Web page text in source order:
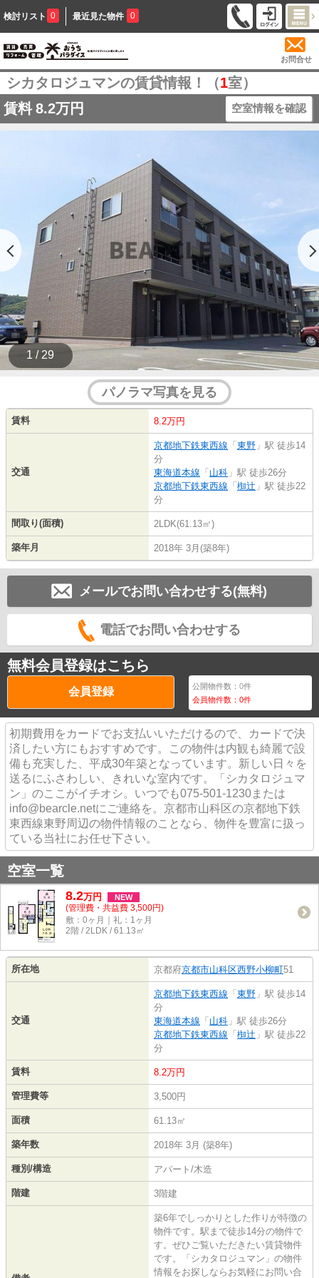
検討リスト 0 最近見た物件 0
お問合せ
シカタロジュマンの賃貸情報！（1室）
賃料 8.2万円 空室情報を確認
1 / 29
パノラマ写真を見る
賃料 8.2万円
交通
京都地下鉄東西線 「 東野 」駅 徒歩14
分
東海道本線 「 山科 」駅 徒歩26分
京都地下鉄東西線 「 椥辻 」駅 徒歩22
分
間取り(面積) 2LDK(61.13㎡)
築年月 2018年 3月(築8年)
メールでお問い合わせする(無料)
電話でお問い合わせする
無料会員登録はこちら
会員登録 公開物件数：0件
会員物件数：0件
初期費用をカードでお支払いいただけるので、カードで決
済したい方にもおすすめです。この物件は内観も綺麗で設
備も充実した、平成30年築となっています。新しい日々を
送るにふさわしい、きれいな室内です。「シカタロジュマ
ン」のここがイチオシ。いつでも075-501-1230または
info@bearcle.netにご連絡を。京都市山科区の京都地下鉄
東西線東野周辺の物件情報のことなら、物件を豊富に扱っ
ている当社にお任せ下さい。
空室一覧
8.2万円 NEW
(管理費・共益費 3,500円)
敷：0ヶ月｜礼：1ヶ月
2階 / 2LDK / 61.13㎡
所在地 京都府京都市山科区西野小柳町51
交通
京都地下鉄東西線 「 東野 」駅 徒歩14
分
東海道本線 「 山科 」駅 徒歩26分
京都地下鉄東西線 「 椥辻 」駅 徒歩22
分
賃料 8.2万円
管理費等 3,500円
面積 61.13㎡
築年数 2018年 3月 (築8年)
種別/構造 アパート/木造
階建 3階建
築6年でしっかりとした作りが特徴の
物件です。駅まで徒歩14分の物件で
す。ぜひご覧いただきたい賃貸物件
です。「シカタロジュマン」の物件
情報をお探しならお気軽にお問い合